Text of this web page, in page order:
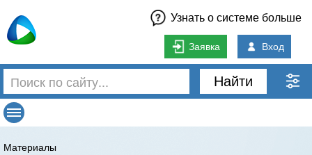
Узнать о системе больше
Заявка Вход
Найти
Материалы